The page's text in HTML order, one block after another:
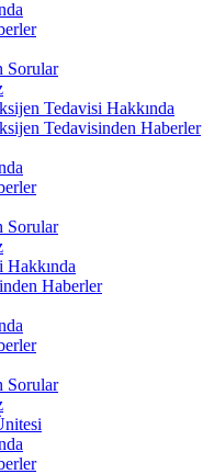
Sorular
Tedavisi Hakkında
Tedavisinden Haberler
Sorular
Hakkında
Haberler
Sorular